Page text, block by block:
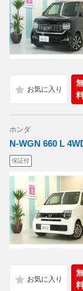
ホンダ
N-WGN 660 L
保証付